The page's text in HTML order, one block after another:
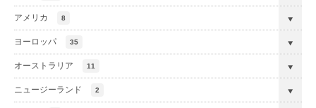
アメリカ 8
ヨーロッパ 35
オーストラリア 11
ニュージーランド 2